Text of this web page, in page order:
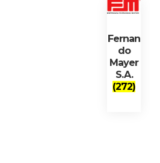
Fernan
do
Mayer
S.A.
(272)